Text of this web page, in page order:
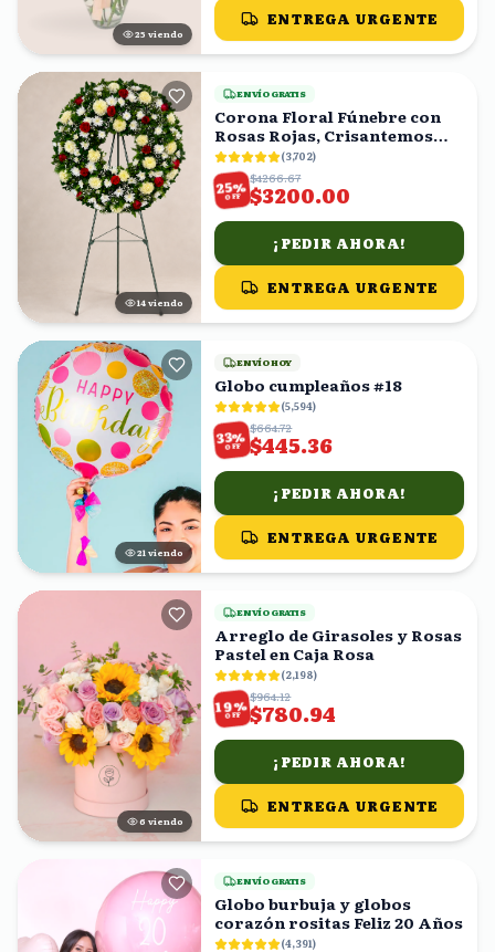
25 viendo
ENTREGA URGENTE
14 viendo
ENVÍO GRATIS
Corona Floral Fúnebre con
Rosas Rojas, Crisantemos
Blancos y Amarillos
(3,702)
25%
OFF
$4266.67
$3200.00
¡PEDIR AHORA!
ENTREGA URGENTE
20 viendo
ENVÍO HOY
Globo cumpleaños #18
(5,594)
33%
OFF
$664.72
$445.36
¡PEDIR AHORA!
ENTREGA URGENTE
7 viendo
ENVÍO GRATIS
Arreglo de Girasoles y Rosas
Pastel en Caja Rosa
(2,198)
19%
OFF
$964.12
$780.94
¡PEDIR AHORA!
ENTREGA URGENTE
ENVÍO GRATIS
Globo burbuja y globos
corazón rositas Feliz 20 Años
(4,391)